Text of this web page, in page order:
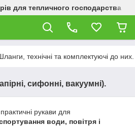
для тепличного господарства
технічні та комплектуючі до них.
сифонні, вакуумні).
рукави для
води, повітря і